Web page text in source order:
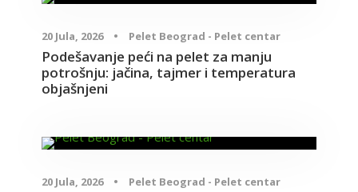
20 Jula, 2026 • Pelet Beograd - Pelet centar
Podešavanje peći na pelet za manju
potrošnju: jačina, tajmer i temperatura
objašnjeni
20 Jula, 2026 • Pelet Beograd - Pelet centar